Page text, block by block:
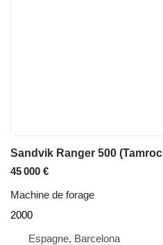
Sandvik Ranger 500
45 000 €
Machine de forage
2000
Espagne, Barcelona